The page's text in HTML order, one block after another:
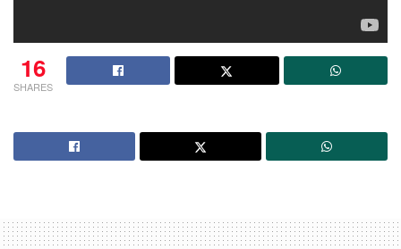
16
SHARES